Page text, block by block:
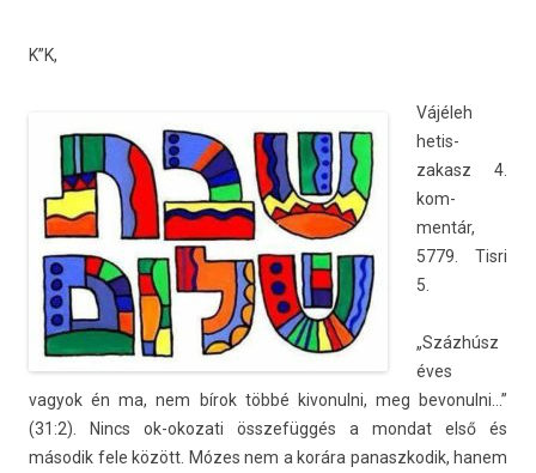
K”K,
Vájéleh
hetis­
zakasz 4.
kom­
mentár,
5779. Tisri
5.
„Százhúsz
éves
vagyok én ma, nem bírok többé kivonul­ni, meg be­vonul­ni…”
(31:2). Nincs ok-okozati összefüggés a mon­dat első és
második fele között. Mózes nem a korára panaszkodik, hanem